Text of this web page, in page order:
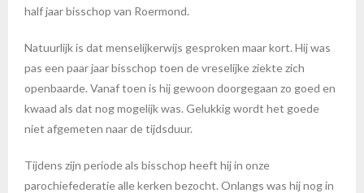
half jaar bisschop van Roermond.
Natuurlijk is dat menselijkerwijs gesproken maar kort. Hij was
pas een paar jaar bisschop toen de vreselijke ziekte zich
openbaarde. Vanaf toen is hij gewoon doorgegaan zo goed en
kwaad als dat nog mogelijk was. Gelukkig wordt het goede
niet afgemeten naar de tijdsduur.
Tijdens zijn periode als bisschop heeft hij in onze
parochiefederatie alle kerken bezocht. Onlangs was hij nog in